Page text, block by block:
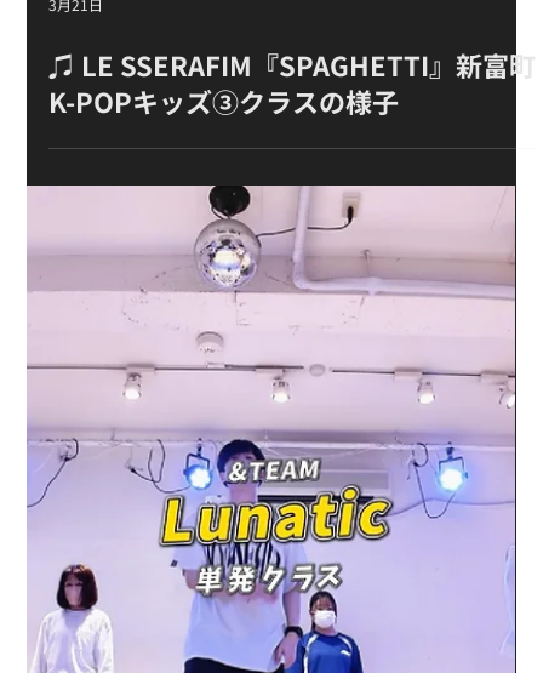
3月22日
Disney シャキーラ『Zoo (From
Zootopia 2)』【初心者クラス】担当：
RYOJI
Load video
3月21日
♫ LE SSERAFIM『SPAGHETTI』新富町
K-POPキッズ③クラスの様子